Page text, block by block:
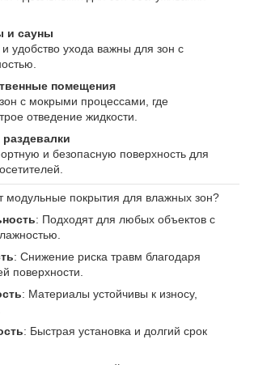
и сауны
и удобство ухода важны для зон с
помещения
с мокрыми процессами, где
отведение жидкости.
и безопасную поверхность для
модульные покрытия для влажных зон?
: Подходят для любых объектов с
: Снижение риска травм благодаря
поверхности.
: Материалы устойчивы к износу,
: Быстрая установка и долгий срок